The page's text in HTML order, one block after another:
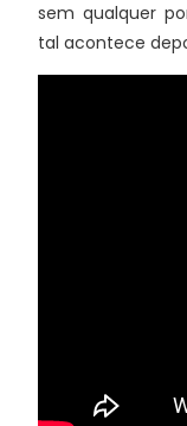
sem qualquer
tal acontece